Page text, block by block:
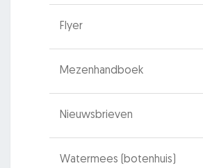
Flyer
Mezenhandboek
Nieuwsbrieven
Watermees (botenhuis)